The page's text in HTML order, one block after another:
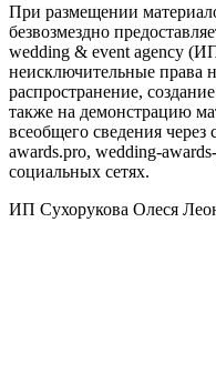
При размещении
безвозмездно
wedding & event agency
неисключительные права
распространение,
также на демонстрацию
всеобщего сведения
awards.pro, wedding-
социальных сетях.
ИП Сухорукова Олеся